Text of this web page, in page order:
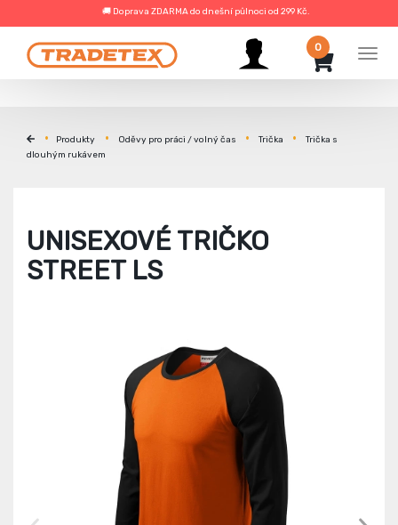
🚚 Doprava ZDARMA do dnešní půlnoci od 299 Kč.
0
Produkty Oděvy pro práci / volný čas Trička
Trička s
dlouhým rukávem
UNISEXOVÉ TRIČKO
STREET LS